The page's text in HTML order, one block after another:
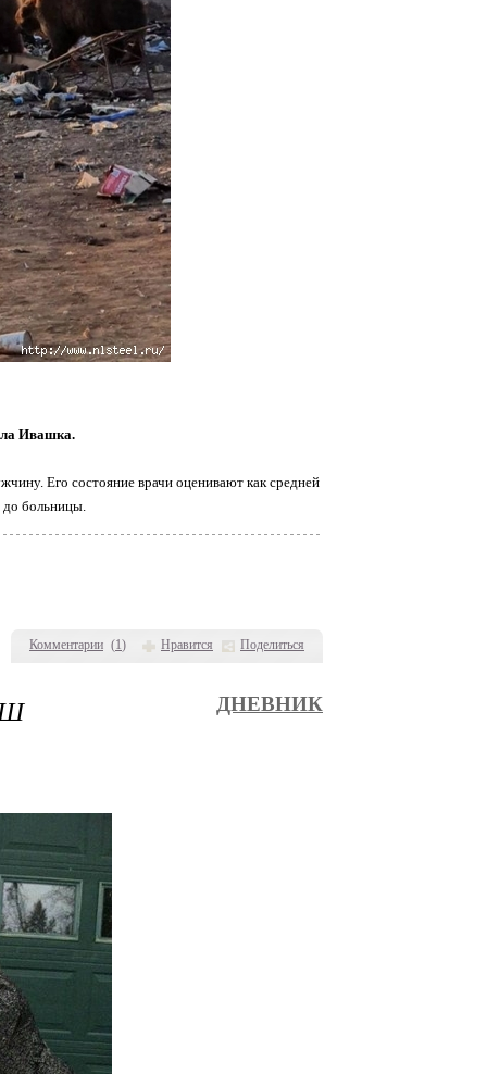
Комментарии (1) Нравится Поделиться
Ивашка.
Его состояние врачи оценивают как средней
до больницы.
ДНЕВНИК